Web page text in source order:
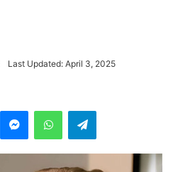
Last Updated: April 3, 2025